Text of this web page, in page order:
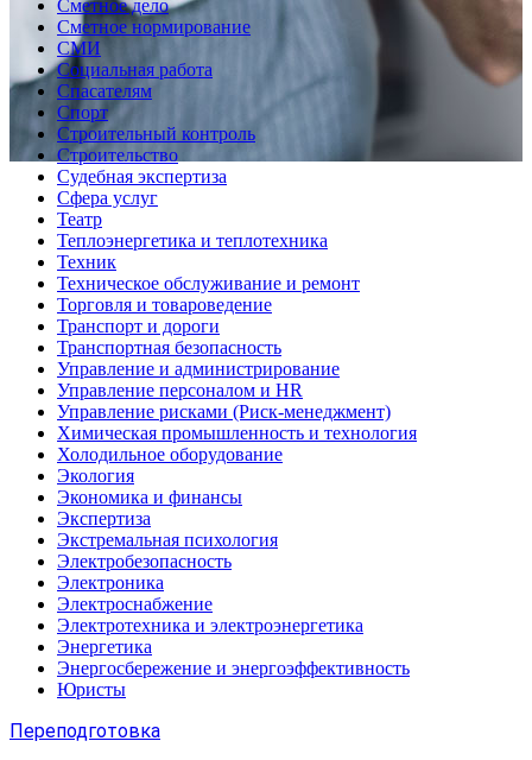
Сметное дело
Сметное нормирование
СМИ
Социальная работа
Спасателям
Спорт
Строительный контроль
Строительство
Судебная экспертиза
Сфера услуг
Театр
Теплоэнергетика и теплотехника
Техник
Техническое обслуживание и ремонт
Торговля и товароведение
Транспорт и дороги
Транспортная безопасность
Управление и администрирование
Управление персоналом и HR
Управление рисками (Риск-менеджмент)
Химическая промышленность и технология
Холодильное оборудование
Экология
Экономика и финансы
Экспертиза
Экстремальная психология
Электробезопасность
Электроника
Электроснабжение
Электротехника и электроэнергетика
Энергетика
Энергосбережение и энергоэффективность
Юристы
Переподготовка